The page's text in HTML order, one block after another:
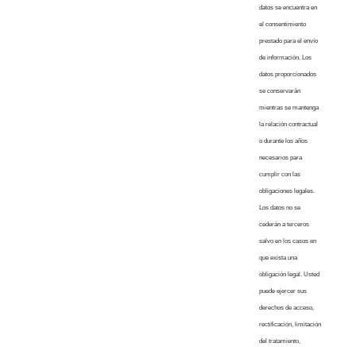
datos se encuentra en
el consentimiento
prestado para el envío
de información. Los
datos proporcionados
se conservarán
mientras se mantenga
la relación contractual
o durante los años
necesarios para
cumplir con las
obligaciones legales.
Los datos no se
cederán a terceros
salvo en los casos en
que exista una
obligación legal. Usted
puede ejercer sus
derechos de acceso,
rectificación, limitación
del tratamiento,